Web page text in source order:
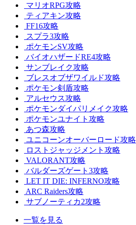
マリオRPG攻略
ティアキン攻略
FF16攻略
スプラ3攻略
ポケモンSV攻略
バイオハザードRE4攻略
サンブレイク攻略
ブレスオブザワイルド攻略
ポケモン剣盾攻略
アルセウス攻略
ポケモンダイパリメイク攻略
ポケモンユナイト攻略
あつ森攻略
ユニコーンオーバーロード攻略
ロストジャッジメント攻略
VALORANT攻略
バルダーズゲート3攻略
LET IT DIE: INFERNO攻略
ARC Raiders攻略
サブノーティカ2攻略
一覧を見る